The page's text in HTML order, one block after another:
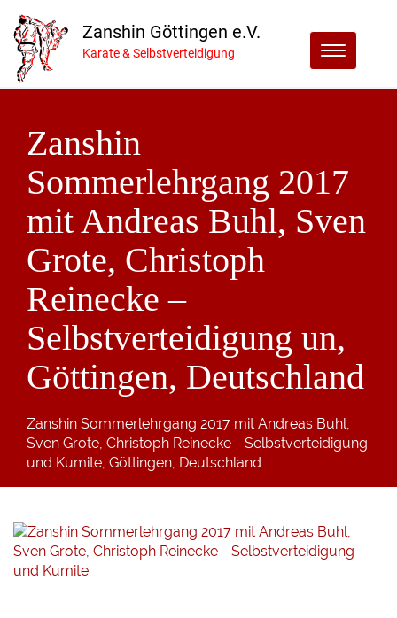
Menu
Zanshin Göttingen e.V.
Karate & Selbstverteidigung
Zanshin
Sommerlehrgang 2017
mit Andreas Buhl, Sven
Grote, Christoph
Reinecke –
Selbstverteidigung un,
Göttingen, Deutschland
Zanshin Sommerlehrgang 2017 mit Andreas Buhl,
Sven Grote, Christoph Reinecke - Selbstverteidigung
und Kumite, Göttingen, Deutschland